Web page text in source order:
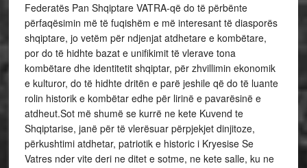
Federatës Pan Shqiptare VATRA-që do të përbënte
përfaqësimin më të fuqishëm e më interesant të diasporës
shqiptare, jo vetëm për ndjenjat atdhetare e kombëtare,
por do të hidhte bazat e unifikimit të vlerave tona
kombëtare dhe identitetit shqiptar, për zhvillimin ekonomik
e kulturor, do të hidhte dritën e parë jeshile që do të luante
rolin historik e kombëtar edhe për lirinë e pavarësinë e
atdheut.Sot më shumë se kurrë ne kete Kuvend te
Shqiptarise, janë për të vlerësuar përpjekjet dinjitoze,
përkushtimi atdhetar, patriotik e historic i Kryesise Se
Vatres nder vite deri ne ditet e sotme, ne kete salle, ku ne